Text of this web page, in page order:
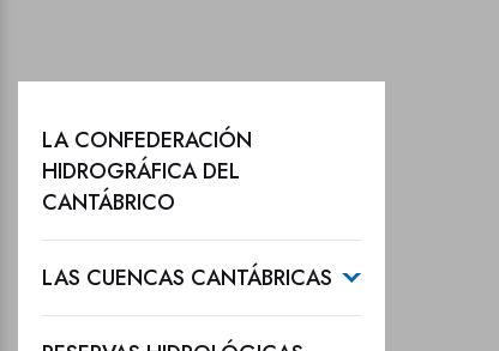
LA CONFEDERACIÓN
HIDROGRÁFICA DEL
CANTÁBRICO
LAS CUENCAS CANTÁBRICAS